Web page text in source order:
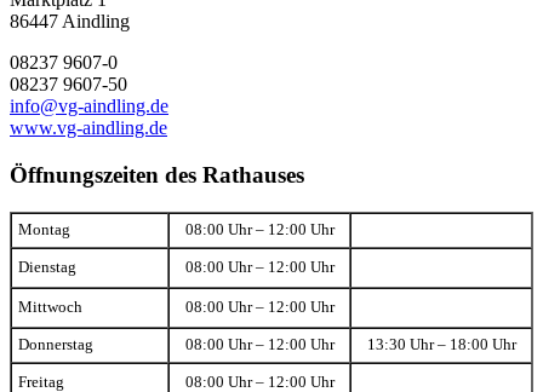
86447 Aindling
08237 9607-0
08237 9607-50
info@vg-aindling.de
www.vg-aindling.de
Öffnungszeiten des Rathauses
Montag 08:00 Uhr – 12:00 Uhr
Dienstag 08:00 Uhr – 12:00 Uhr
Mittwoch 08:00 Uhr – 12:00 Uhr
Donnerstag 08:00 Uhr – 12:00 Uhr 13:30 Uhr – 18:00 Uhr
Freitag 08:00 Uhr – 12:00 Uhr